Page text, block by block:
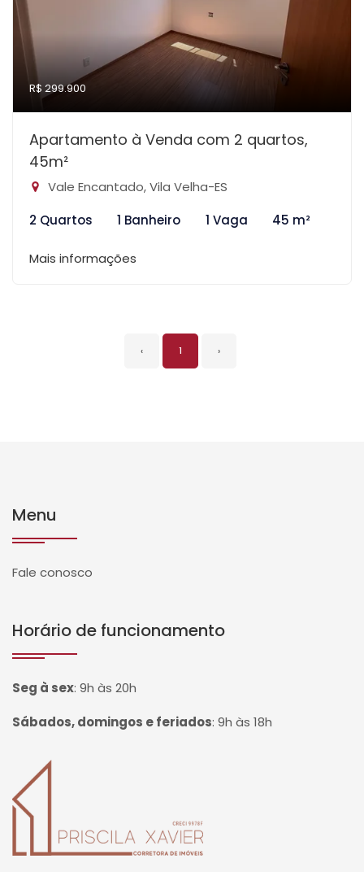
R$ 299.900
Apartamento à Venda com 2 quartos,
45m²
Vale Encantado, Vila Velha-ES
2 Quartos
1 Banheiro 1 Vaga 45 m²
Mais informações
‹ 1 ›
Menu
Fale conosco
Horário de funcionamento
Seg à sex: 9h às 20h
Sábados, domingos e feriados: 9h às 18h
Página inicial